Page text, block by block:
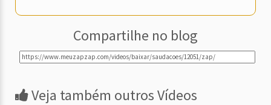
Compartilhe no blog
Veja também outros Vídeos